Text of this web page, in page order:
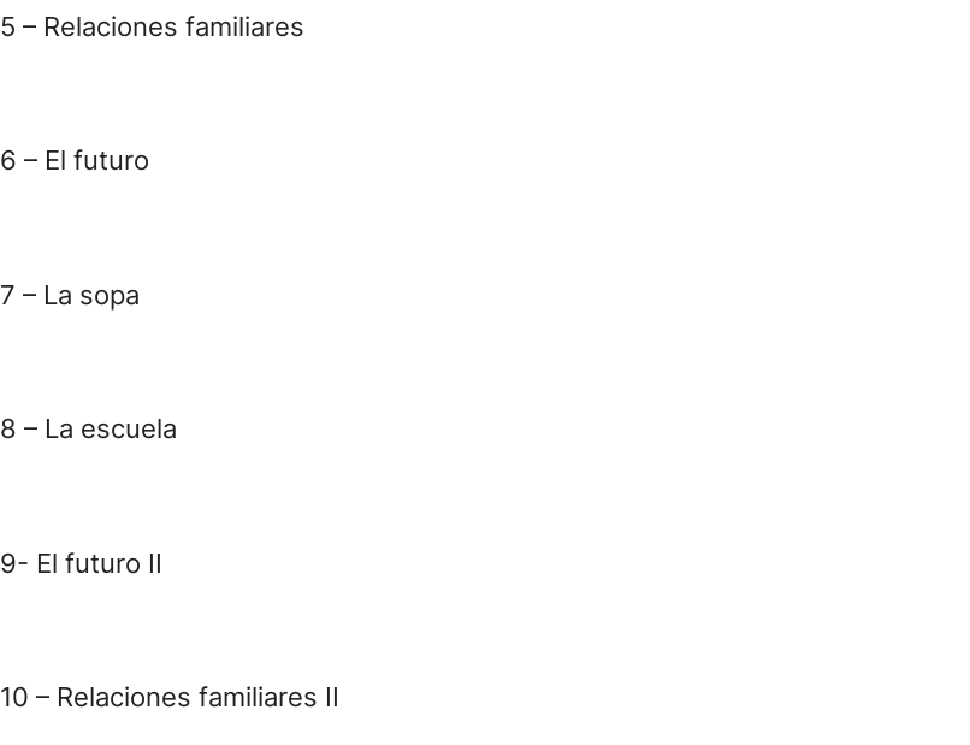
5 – Relaciones familiares
6 – El futuro
7 – La sopa
8 – La escuela
9- El futuro II
10 – Relaciones familiares II